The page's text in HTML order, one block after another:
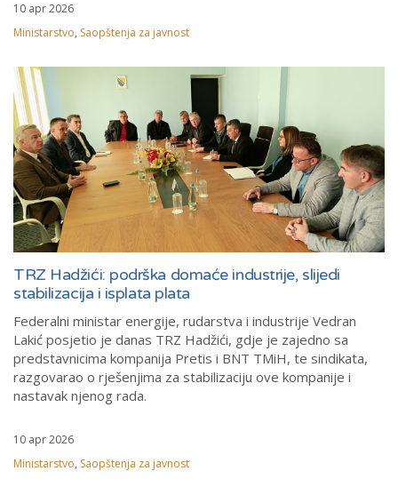
10 apr 2026
Ministarstvo, Saopštenja za javnost
TRZ Hadžići: podrška domaće industrije, slijedi
stabilizacija i isplata plata
Federalni ministar energije, rudarstva i industrije Vedran
Lakić posjetio je danas TRZ Hadžići, gdje je zajedno sa
predstavnicima kompanija Pretis i BNT TMiH, te sindikata,
razgovarao o rješenjima za stabilizaciju ove kompanije i
nastavak njenog rada.
10 apr 2026
Ministarstvo, Saopštenja za javnost